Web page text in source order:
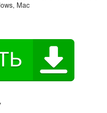
Mac